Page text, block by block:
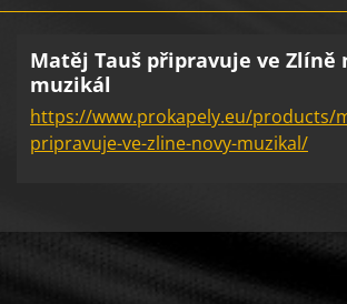
Matěj Tauš připravuje ve Zlíně
muzikál
https://www.prokapely.eu/products/
pripravuje-ve-zline-novy-muzikal/